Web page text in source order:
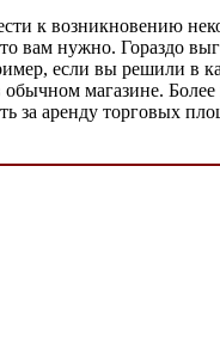
к возникновению
вам нужно. Гораздо
если вы решили в
магазине.
за аренду торговых